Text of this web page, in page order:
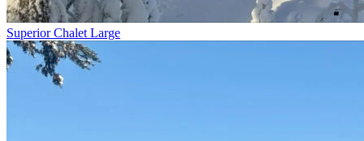
Superior Chalet Large